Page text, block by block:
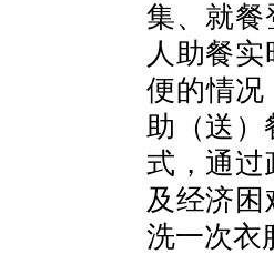
集、就餐
人助餐
便的情况
助（送）
式，通过
及经济困
洗一次衣